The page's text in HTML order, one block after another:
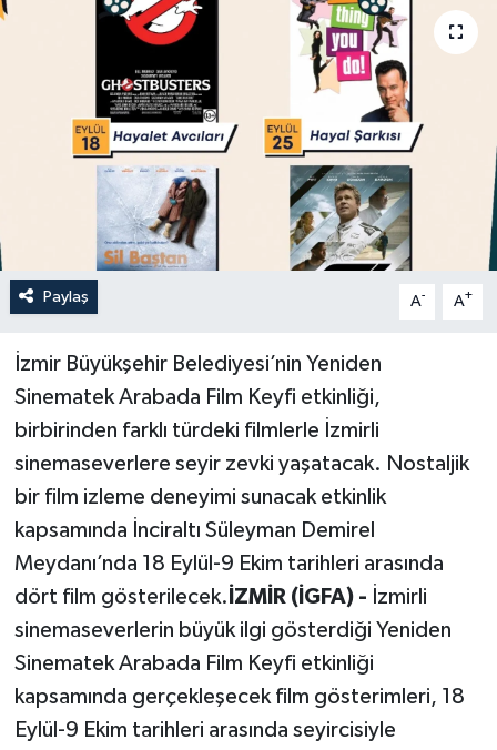
Paylaş A- A+
İzmir Büyükşehir Belediyesi’nin Yeniden
Sinematek Arabada Film Keyfi etkinliği,
birbirinden farklı türdeki filmlerle İzmirli
sinemaseverlere seyir zevki yaşatacak. Nostaljik
bir film izleme deneyimi sunacak etkinlik
kapsamında İnciraltı Süleyman Demirel
Meydanı’nda 18 Eylül-9 Ekim tarihleri arasında
dört film gösterilecek. İZMİR (İGFA) - İzmirli
sinemaseverlerin büyük ilgi gösterdiği Yeniden
Sinematek Arabada Film Keyfi etkinliği
kapsamında gerçekleşecek film gösterimleri, 18
Eylül-9 Ekim tarihleri arasında seyircisiyle
Sağlık
Spor
Yaşam